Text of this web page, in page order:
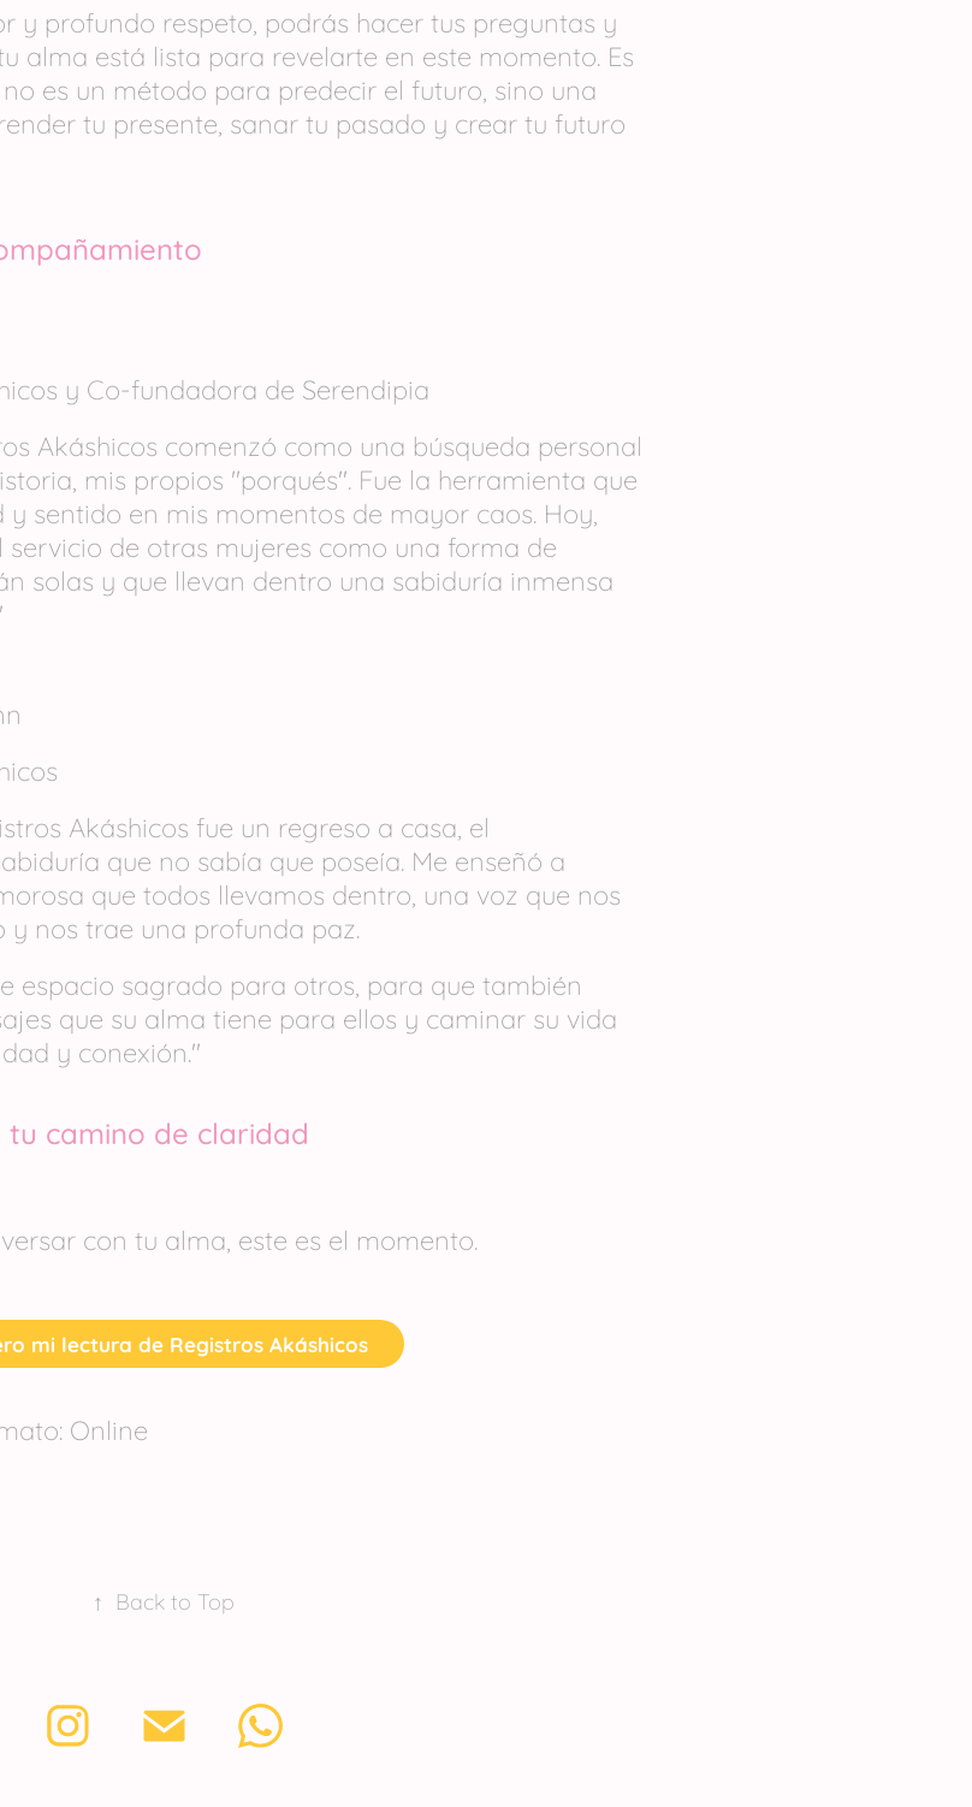
y profundo respeto, podrás hacer tus preguntas y
alma está lista para revelarte en este momento. Es
es un método para predecir el futuro, sino una
tu presente, sanar tu pasado y crear tu futuro
y Co-fundadora de Serendipia
Akáshicos comenzó como una búsqueda personal
mis propios "porqués". Fue la herramienta que
sentido en mis momentos de mayor caos. Hoy,
de otras mujeres como una forma de
solas y que llevan dentro una sabiduría inmensa
Akáshicos fue un regreso a casa, el
que no sabía que poseía. Me enseñó a
que todos llevamos dentro, una voz que nos
nos trae una profunda paz.
espacio sagrado para otros, para que también
que su alma tiene para ellos y caminar su vida
y conexión."
tu camino de claridad
con tu alma, este es el momento.
mi lectura de Registros Akáshicos
Online
↑ Back to Top